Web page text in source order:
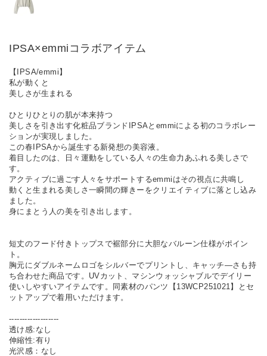
IPSA×emmiコラボアイテム
【IPSA/emmi】
私が動くと
美しさが生まれる
ひとりひとりの肌が本来持つ
美しさを引き出す化粧品ブランドIPSAとemmiによる初のコラボレー
ションが実現しました。
この春IPSAから誕生する新発想の美容液。
着目したのは、日々運動をしている人々の生命力あふれる美しさで
す。
アクティブに過ごす人々をサポートするemmiはその視点に共鳴し
動くと生まれる美しさ一瞬間の輝きーをクリエイティブに落とし込み
ました。
身にまとう人の美を引き出します。
短丈のフード付きトップスで裾部分に大胆なバルーン仕様がポイン
ト。
胸元にダブルネームロゴをシルバーでプリントし、キャッチ―さも持
ち合わせた商品です。UVカット、マシンウォッシャブルでデイリー
使いしやすいアイテムです。同素材のパンツ【13WCP251021】とセ
ットアップで着用いただけます。
-------------------
透け感:なし
伸縮性:有り
光沢感：なし